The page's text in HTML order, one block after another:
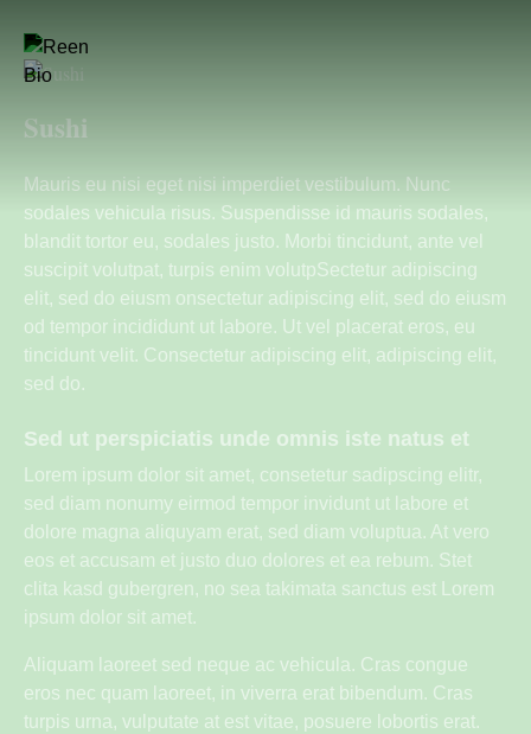
Sushi
Mauris eu nisi eget nisi imperdiet vestibulum. Nunc
sodales vehicula risus. Suspendisse id mauris sodales,
blandit tortor eu, sodales justo. Morbi tincidunt, ante vel
suscipit volutpat, turpis enim volutpSectetur adipiscing
elit, sed do eiusm onsectetur adipiscing elit, sed do eiusm
od tempor incididunt ut labore. Ut vel placerat eros, eu
tincidunt velit. Consectetur adipiscing elit, adipiscing elit,
sed do.
Sed ut perspiciatis unde omnis iste natus et
Lorem ipsum dolor sit amet, consetetur sadipscing elitr,
sed diam nonumy eirmod tempor invidunt ut labore et
dolore magna aliquyam erat, sed diam voluptua. At vero
eos et accusam et justo duo dolores et ea rebum. Stet
clita kasd gubergren, no sea takimata sanctus est Lorem
ipsum dolor sit amet.
Aliquam laoreet sed neque ac vehicula. Cras congue
eros nec quam laoreet, in viverra erat bibendum. Cras
turpis urna, vulputate at est vitae, posuere lobortis erat.